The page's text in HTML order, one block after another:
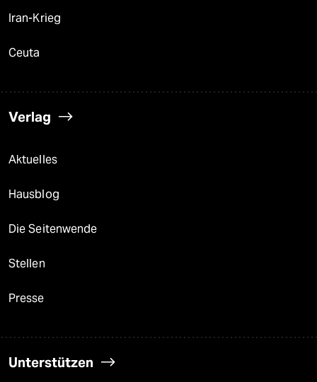
Iran-Krieg
Ceuta
Verlag
Aktuelles
Hausblog
Die Seitenwende
Stellen
Presse
Unterstützen